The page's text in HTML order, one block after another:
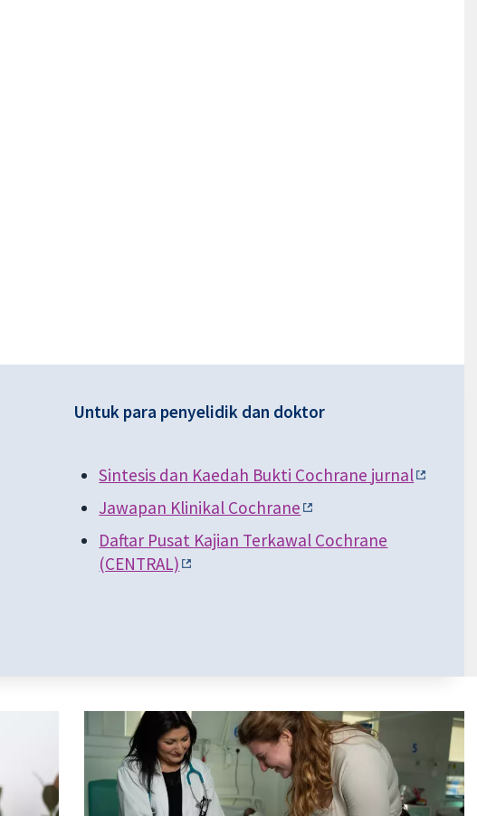
Untuk para penyelidik dan doktor
Sintesis dan Kaedah Bukti Cochrane jurnal
Jawapan Klinikal Cochrane
Daftar Pusat Kajian Terkawal Cochrane
(CENTRAL)